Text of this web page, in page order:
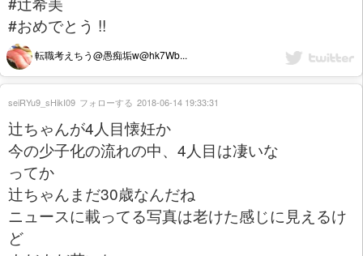
#おめでとう !!
転職考えちう@愚痴垢w@hk7Wb...
辻ちゃんが4人目懐妊か
今の少子化の流れの中、4人目は凄いな
ってか
辻ちゃんまだ30歳なんだね
ニュースに載ってる写真は老けた感じに見えるけ
ど
seiRYu9_sHikI09 フォローする 2018-06-14 19:33:31